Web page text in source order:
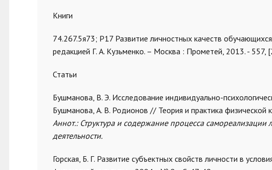
Книги
74.267.5я73; Р17 Развитие личностных качеств
редакцией Г. А. Кузьменко. – Москва : Прометей, 2013. -
Статьи
Бушманова, В. Э. Исследование индивидуально-
Бушманова, А. В. Родионов // Теория и практика физической
Аннот.: Структура и содержание процесса
деятельности.
Горская, Б. Г. Развитие субъектных свойств личности в